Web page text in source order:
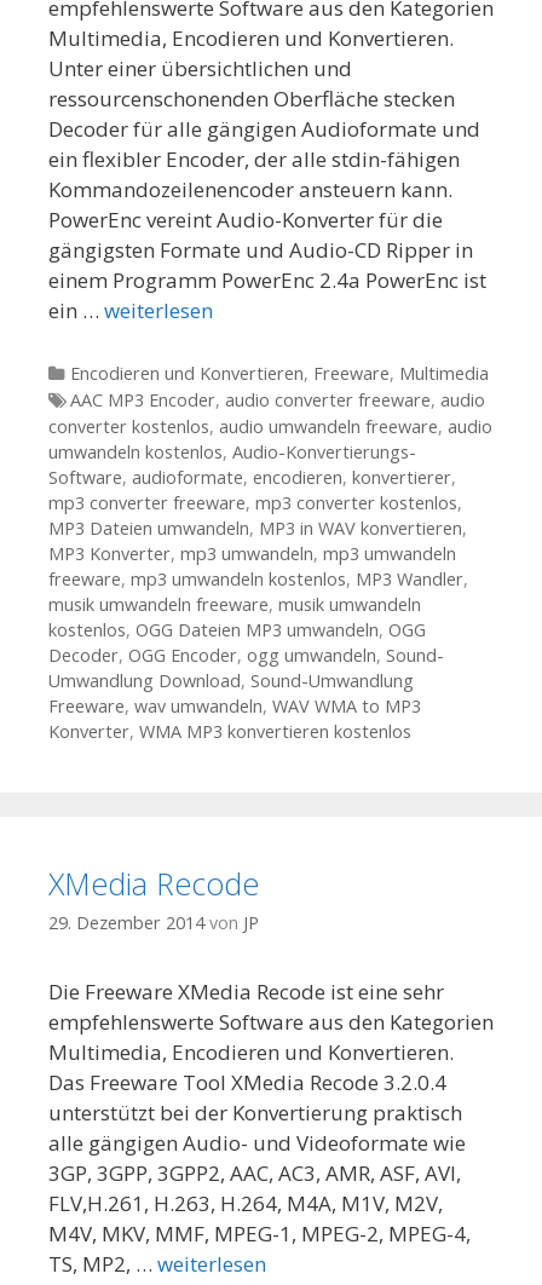
empfehlenswerte Software aus den Kategorien
Multimedia, Encodieren und Konvertieren.
Unter einer übersichtlichen und
ressourcenschonenden Oberfläche stecken
Decoder für alle gängigen Audioformate und
ein flexibler Encoder, der alle stdin-fähigen
Kommandozeilenencoder ansteuern kann.
PowerEnc vereint Audio-Konverter für die
gängigsten Formate und Audio-CD Ripper in
einem Programm PowerEnc 2.4a PowerEnc ist
ein … weiterlesen
Kategorien
Encodieren und Konvertieren, Freeware, Multimedia
Tags
AAC MP3 Encoder, audio converter freeware, audio
converter kostenlos, audio umwandeln freeware, audio
umwandeln kostenlos, Audio-Konvertierungs-
Software, audioformate, encodieren, konvertierer,
mp3 converter freeware, mp3 converter kostenlos,
MP3 Dateien umwandeln, MP3 in WAV konvertieren,
MP3 Konverter, mp3 umwandeln, mp3 umwandeln
freeware, mp3 umwandeln kostenlos, MP3 Wandler,
musik umwandeln freeware, musik umwandeln
kostenlos, OGG Dateien MP3 umwandeln, OGG
Decoder, OGG Encoder, ogg umwandeln, Sound-
Umwandlung Download, Sound-Umwandlung
Freeware, wav umwandeln, WAV WMA to MP3
Konverter, WMA MP3 konvertieren kostenlos
XMedia Recode
29. Dezember 2014 von JP
Die Freeware XMedia Recode ist eine sehr
empfehlenswerte Software aus den Kategorien
Multimedia, Encodieren und Konvertieren.
Das Freeware Tool XMedia Recode 3.2.0.4
unterstützt bei der Konvertierung praktisch
alle gängigen Audio- und Videoformate wie
3GP, 3GPP, 3GPP2, AAC, AC3, AMR, ASF, AVI,
FLV,H.261, H.263, H.264, M4A, M1V, M2V,
M4V, MKV, MMF, MPEG-1, MPEG-2, MPEG-4,
TS, MP2, … weiterlesen